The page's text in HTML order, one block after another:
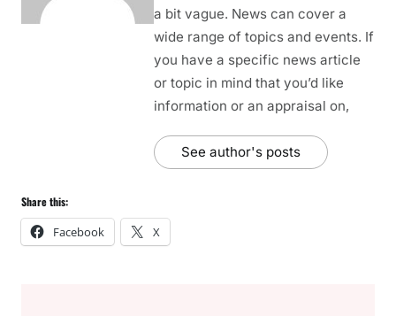
a bit vague. News can cover a
wide range of topics and events. If
you have a specific news article
or topic in mind that you’d like
information or an appraisal on,
See author's posts
Share this:
Facebook X